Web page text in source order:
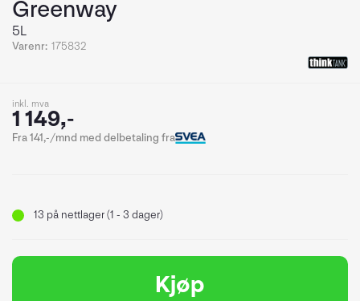
Greenway
5L
Varenr: 175832
inkl. mva
1 149,-
Fra 141,-/mnd med delbetaling fra
13 på nettlager (1 - 3 dager)
Kjøp